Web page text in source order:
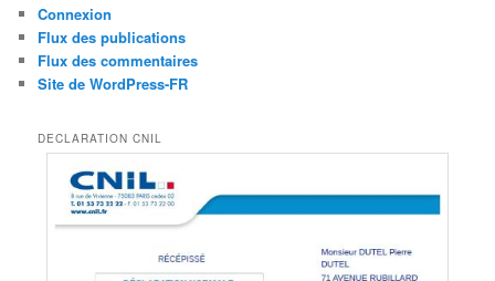
Connexion
Flux des publications
Flux des commentaires
Site de WordPress-FR
DECLARATION CNIL